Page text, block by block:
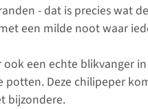
- dat is precies wat
een milde noot waar
een echte blikvanger
Deze chilipeper
bijzondere.